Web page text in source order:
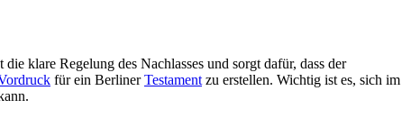
klare Regelung des Nachlasses und sorgt dafür, dass der
für ein BerlinerTestament zu erstellen. Wichtig ist es, sich im